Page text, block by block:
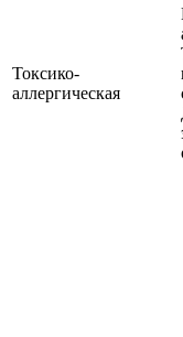
Токсико-
аллергическая